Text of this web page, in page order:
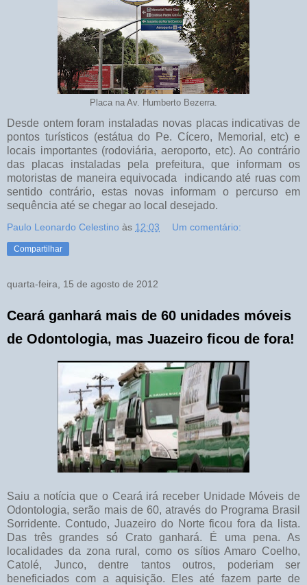
Placa na Av. Humberto Bezerra.
Desde ontem foram instaladas novas placas indicativas de
pontos turísticos (estátua do Pe. Cícero, Memorial, etc) e
locais importantes (rodoviária, aeroporto, etc). Ao contrário
das placas instaladas pela prefeitura, que informam os
motoristas de maneira equivocada indicando até ruas com
sentido contrário, estas novas informam o percurso em
sequência até se chegar ao local desejado.
Paulo Leonardo Celestino às 12:03 Um comentário:
Compartilhar
quarta-feira, 15 de agosto de 2012
Ceará ganhará mais de 60 unidades móveis
de Odontologia, mas Juazeiro ficou de fora!
Saiu a notícia que o Ceará irá receber Unidade Móveis de
Odontologia, serão mais de 60, através do Programa Brasil
Sorridente. Contudo, Juazeiro do Norte ficou fora da lista.
Das três grandes só Crato ganhará. É uma pena. As
localidades da zona rural, como os sítios Amaro Coelho,
Catolé, Junco, dentre tantos outros, poderiam ser
beneficiados com a aquisição. Eles até fazem parte de